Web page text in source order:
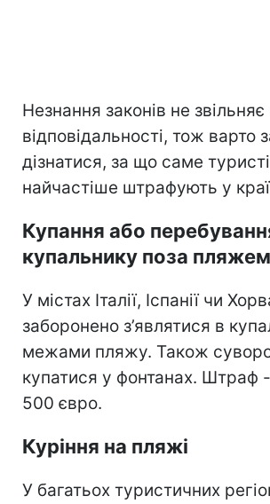
Незнання законів не звільняє
відповідальності, тож варто
дізнатися, за що саме
найчастіше штрафують у
Купання або
купальнику поза пляжем
У містах Італії, Іспанії чи
заборонено з’являтися в
межами пляжу. Також
купатися у фонтанах. Штраф
500 євро.
Куріння на пляжі
У багатьох туристичних